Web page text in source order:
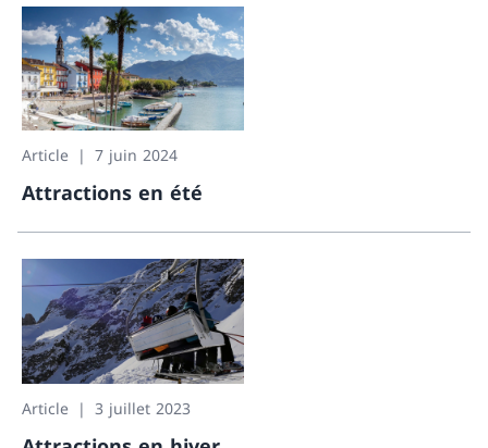
Article 7 juin 2024
Attractions en été
Attractions en été
Article 3 juillet 2023